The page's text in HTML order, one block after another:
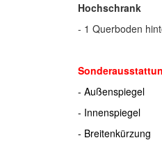
Hochschrank
- 1 Querboden
- Außenspiegel
- Innenspiegel
- Breitenkürzung